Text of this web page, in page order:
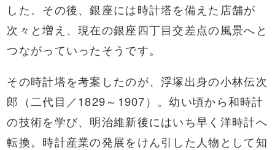
した。その後、銀座には時計塔を備えた店舗が
次々と増え、現在の銀座四丁目交差点の風景へと
つながっていったそうです。
その時計塔を考案したのが、浮塚出身の小林伝次
郎（二代目／1829～1907）。幼い頃から和時計
の技術を学び、明治維新後にはいち早く洋時計へ
転換。時計産業の発展をけん引した人物として知